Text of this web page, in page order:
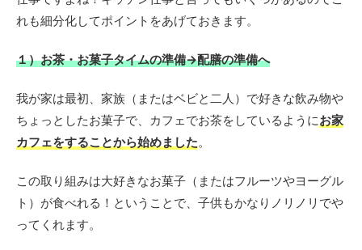
れも細分化してポイントをあげておきます。
１）お茶・お菓子タイムの準備→配膳の準備へ
我が家は最初、家族（またはベビと二人）で好きな飲み物や
ちょっとしたお菓子で、カフェでお茶をしているようにお家
カフェをすることから始めました。
この取り組みは大好きなお菓子（またはフルーツやヨーグル
ト）が食べれる！ということで、子供もかなりノリノリでや
ってくれます。